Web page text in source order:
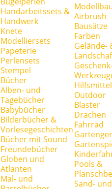
Handarbeitssets &
Handwerk
Knete
Modelliersets
Papeterie
Perlensets
Stempel
Bücher
Alben- und
Tagebücher
Babybücher
Bilderbücher &
Vorlesegeschichten
Bücher mit Sound
Freundebücher
Globen und
Atlanten
Mal- und
Airbrush
Bausätze
Farben
Gelände-
Hilfsmittel
Outdoor
Blaster
Drachen
Fahrrad
Pools &
Sand- und